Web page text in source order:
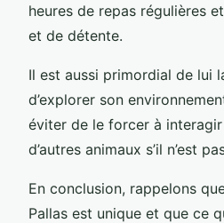
heures de repas régulières
et de détente.
Il est aussi primordial de lui
d’explorer son
éviter de le forcer à
d’autres animaux s’il n’est
En conclusion, rappelons
Pallas est unique et que ce